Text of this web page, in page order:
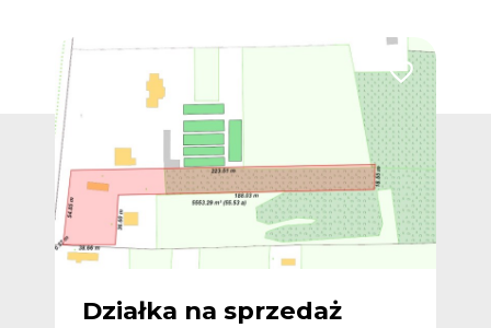
Dodaj do
Działka na sprzedaż